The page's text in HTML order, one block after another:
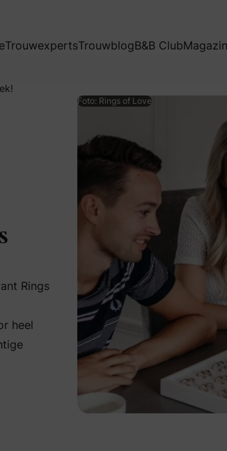
TrouwexpertsTrouwblogB&B Club
Rings of Love heeft een uniek en
Rings
heel
Foto: Rings of Love